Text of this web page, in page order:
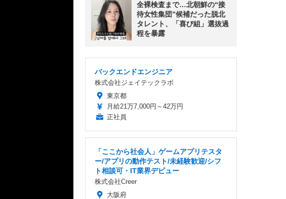
全裸検査まで…北朝鮮の“接
待女性集団”候補だった脱北
タレント、「喜び組」選抜過
程を暴露
バックエンドエンジニア
株式会社ジェイテックラボ
東京都
月給21万7,000円～42万円
正社員
「ここから社会人」ゲームアプリテスタ
ー/アプリの動作テスト/未経験歓迎/シフ
ト相談可・IT業界デビュー
株式会社Creer
大阪府